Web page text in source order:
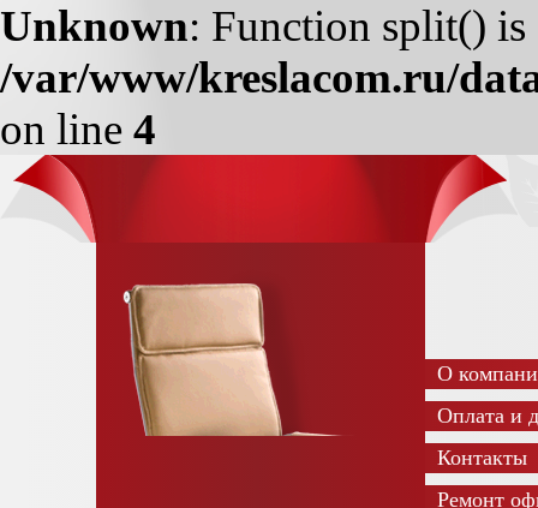
Unknown: Function split() is
/var/www/kreslacom.ru/
on line 4
О
Оплата и
Контакты
Ремонт